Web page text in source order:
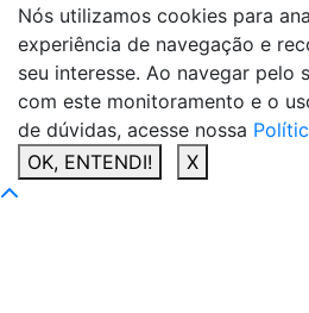
Nós utilizamos cookies para
experiência de navegação e
seu interesse. Ao navegar pelo
com este monitoramento e o
de dúvidas, acesse nossa
OK, ENTENDI!
X